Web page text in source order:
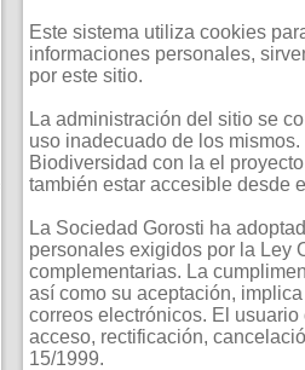
Este sistema utiliza cookies
informaciones personales,
por este sitio.
La administración del sitio se
uso inadecuado de los
Biodiversidad con la el
también estar accesible desde
La Sociedad Gorosti ha
personales exigidos por la Ley
complementarias. La
así como su aceptación,
correos electrónicos. El
acceso, rectificación,
15/1999.